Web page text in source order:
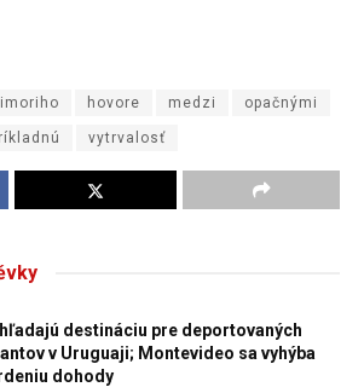
hovore medzi opačnými
vytrvalosť
hľadajú destináciu pre deportovaných
v Uruguaji; Montevideo sa vyhýba
dohody